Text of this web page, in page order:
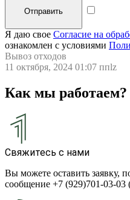
Я даю свое Согласие на
ознакомлен с условиями
Вывоз отходов
11 октября, 2024 01:07 ппlz
Как мы работаем?
Свяжитесь с нами
Вы можете оставить заявку,
сообщение +7 (929)701-03-03